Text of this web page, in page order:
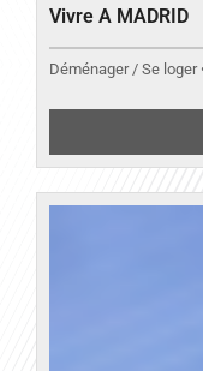
Vivre A MADRID
Déménager / Se loger